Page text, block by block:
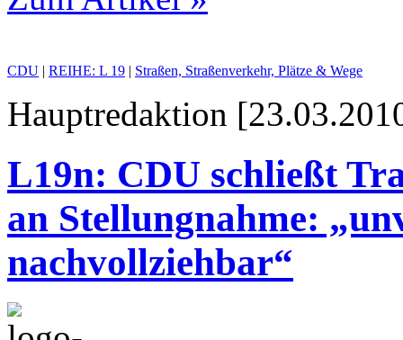
CDU | REIHE: L 19 | Straßen, Straßenverkehr, Plätze & Wege
Hauptredaktion
L19n: CDU schließt
an Stellungnahme:
nachvollziehbar“